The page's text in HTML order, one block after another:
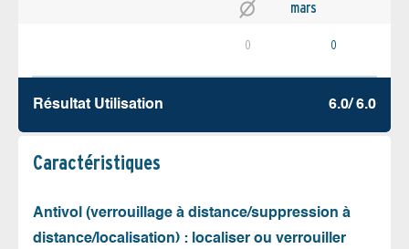
mars
0 0
Résultat Utilisation 6.0/ 6.0
Caractéristiques
Antivol (verrouillage à distance/suppression à
distance/localisation) : localiser ou verrouiller